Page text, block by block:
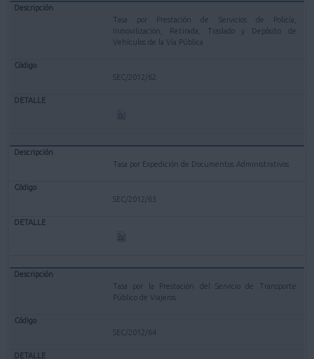
Tasa por Prestación de Servicios de Policía,
Inmovilización, Retirada, Traslado y Depósito de
Vehículos de la Vía Pública
SEC/2012/62
Tasa por Expedición de Documentos Administrativos
SEC/2012/63
Tasa por la Prestación del Servicio de Transporte
Público de Viajeros
SEC/2012/64